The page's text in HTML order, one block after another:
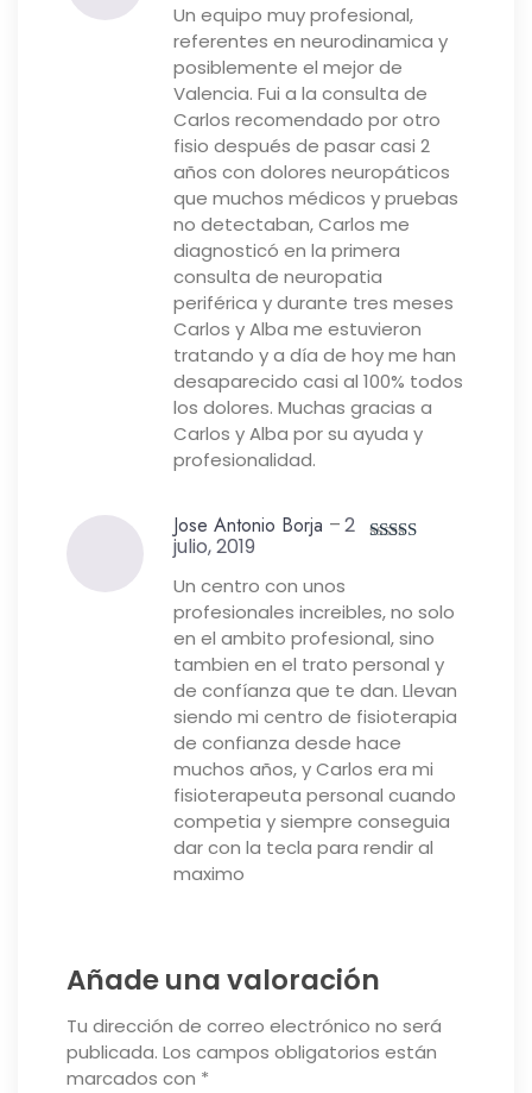
Un equipo muy profesional,
referentes en neurodinamica y
posiblemente el mejor de
Valencia. Fui a la consulta de
Carlos recomendado por otro
fisio después de pasar casi 2
años con dolores neuropáticos
que muchos médicos y pruebas
no detectaban, Carlos me
diagnosticó en la primera
consulta de neuropatia
periférica y durante tres meses
Carlos y Alba me estuvieron
tratando y a día de hoy me han
desaparecido casi al 100% todos
los dolores. Muchas gracias a
Carlos y Alba por su ayuda y
profesionalidad.
Jose Antonio Borja –2
julio, 2019
Un centro con unos
profesionales increibles, no solo
en el ambito profesional, sino
tambien en el trato personal y
de confíanza que te dan. Llevan
siendo mi centro de fisioterapia
de confianza desde hace
muchos años, y Carlos era mi
fisioterapeuta personal cuando
competia y siempre conseguia
dar con la tecla para rendir al
maximo
Añade una valoración
Tu dirección de correo electrónico no será
publicada. Los campos obligatorios están
marcados con *